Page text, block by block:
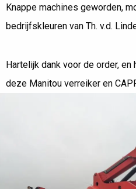
Knappe machines geworden,
bedrijfskleuren van Th. v.d.
Hartelijk dank voor de order,
deze Manitou verreiker en